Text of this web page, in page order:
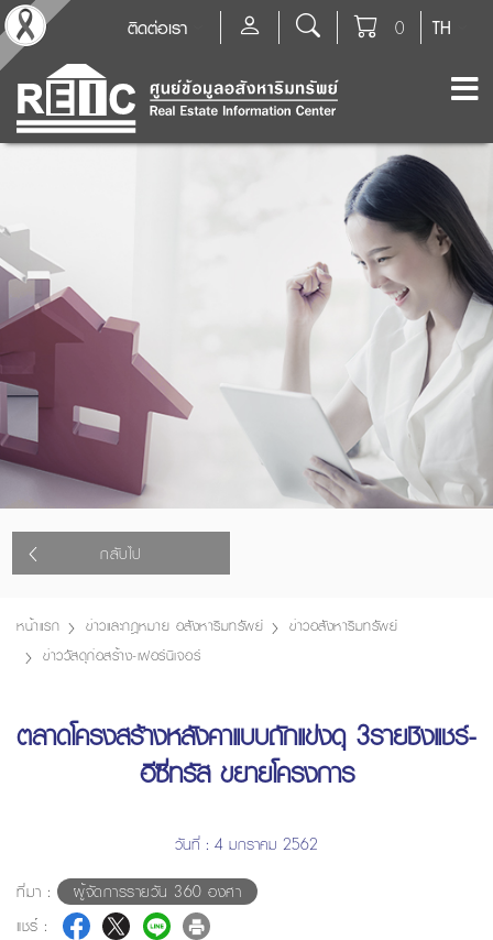
TH
0
ติดต่อเรา
กลับไป
หน้าแรก ข่าวและกฎหมาย อสังหาริมทรัพย์
ข่าวอสังหาริมทรัพย์
ข่าววัสดุก่อสร้าง-เฟอร์นิเจอร์
ตลาดโครงสร้างหลังคาแบบถักแข่งดุ 3รายชิงแชร์-
อีซี่ทรัส ขยายโครงการ
วันที่ : 4 มกราคม 2562
ที่มา :
ผู้จัดการรายวัน 360 องศา
แชร์ :